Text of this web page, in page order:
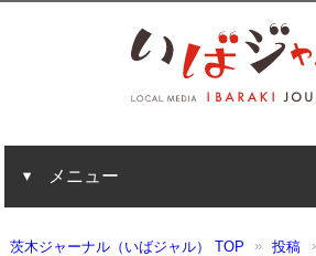
メニュー
茨木ジャーナル（いばジャル） TOP 投稿